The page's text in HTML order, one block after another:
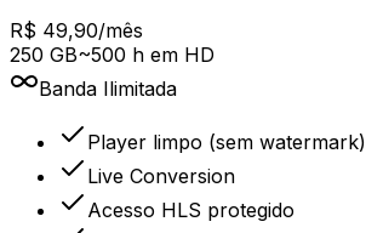
R$ 49,90/mês
250 GB~500 h em HD
Banda Ilimitada
Player limpo (sem watermark)
Live Conversion
Acesso HLS protegido